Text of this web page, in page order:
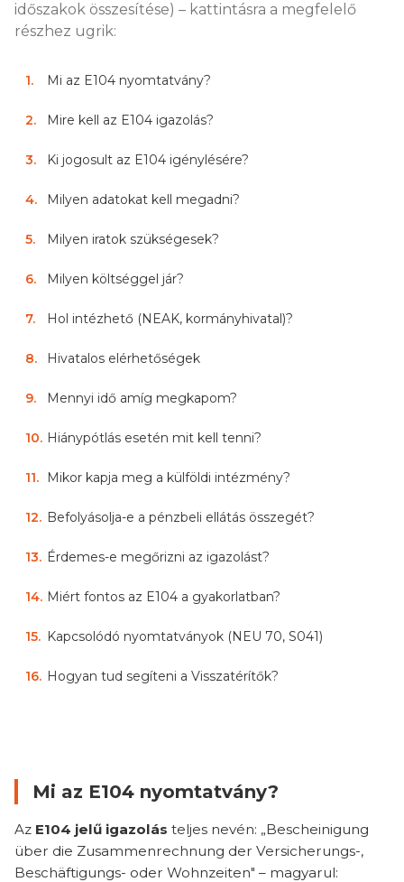
időszakok összesítése) – kattintásra a megfelelő
részhez ugrik:
1. Mi az E104 nyomtatvány?
2. Mire kell az E104 igazolás?
3. Ki jogosult az E104 igénylésére?
4. Milyen adatokat kell megadni?
5. Milyen iratok szükségesek?
6. Milyen költséggel jár?
7. Hol intézhető (NEAK, kormányhivatal)?
8. Hivatalos elérhetőségek
9. Mennyi idő amíg megkapom?
10. Hiánypótlás esetén mit kell tenni?
11. Mikor kapja meg a külföldi intézmény?
12. Befolyásolja-e a pénzbeli ellátás összegét?
13. Érdemes-e megőrizni az igazolást?
14. Miért fontos az E104 a gyakorlatban?
15. Kapcsolódó nyomtatványok (NEU 70, S041)
16. Hogyan tud segíteni a Visszatérítők?
Mi az E104 nyomtatvány?
Az E104 jelű igazolás teljes nevén: „Bescheinigung
über die Zusammenrechnung der Versicherungs-,
Beschäftigungs- oder Wohnzeiten" – magyarul: